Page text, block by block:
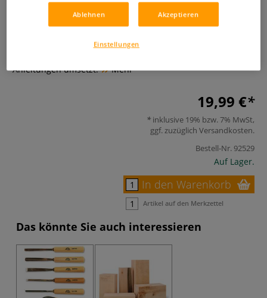
Dieses Buch erklärt auf anschauliche, verständliche Weise,
wie man sich die traditionsreiche Kunst aneignet, welche
Anleitungen umsetzt.
Mehr
19,99 €
inklusive 19% bzw. 7% MwSt,
ggf. zuzüglich Versandkosten.
Bestell-Nr. 92529
Auf Lager.
In den Warenkorb
Artikel auf den Merkzettel
Das könnte Sie auch interessieren
Ablehnen Akzeptieren
Einstellungen